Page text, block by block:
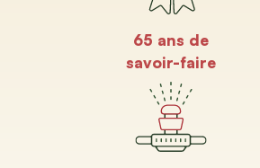
65 ans de
savoir-faire